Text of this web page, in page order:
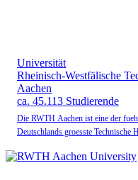
Universität
Rheinisch-Westfälische
Aachen
ca. 45.113 Studierende
Die RWTH Aachen ist eine der
Deutschlands groesste Technische